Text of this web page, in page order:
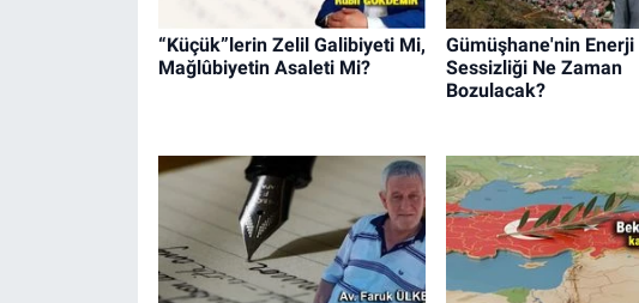
“Küçük”lerin Zelil Galibiyeti Mi,
Mağlûbiyetin Asaleti Mi?
Gümüşhane'nin Enerji
Sessizliği Ne Zaman
Bozulacak?